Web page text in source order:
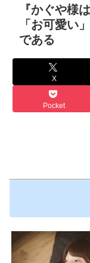
『かぐや様
「お可愛い
である
X
Pocket